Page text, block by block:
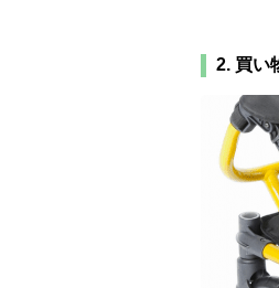
2. 買い